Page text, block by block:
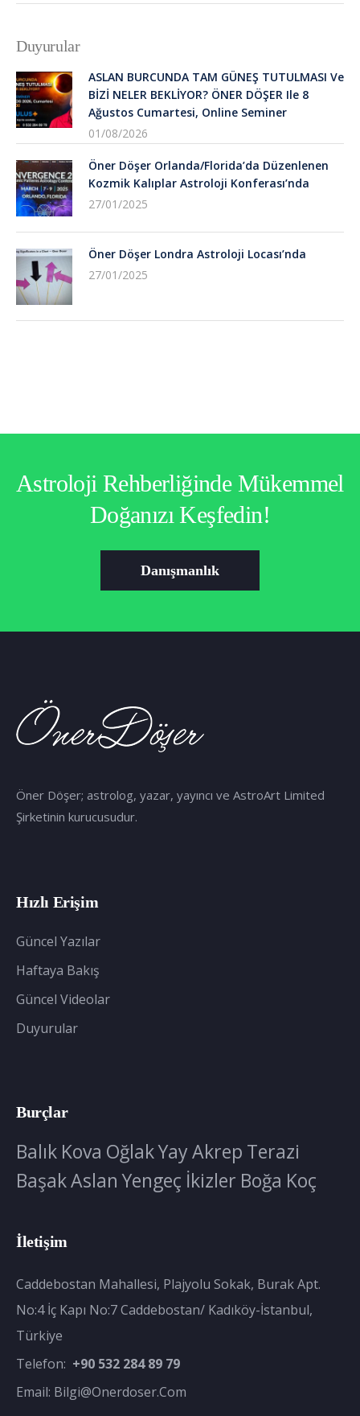
Duyurular
ASLAN BURCUNDA TAM GÜNEŞ TUTULMASI Ve
BİZİ NELER BEKLİYOR? ÖNER DÖŞER Ile 8
Ağustos Cumartesi, Online Seminer
01/08/2026
Öner Döşer Orlanda/Florida’da Düzenlenen
Kozmik Kalıplar Astroloji Konferası’nda
27/01/2025
Öner Döşer Londra Astroloji Locası’nda
27/01/2025
Astroloji Rehberliğinde Mükemmel
Doğanızı Keşfedin!
Danışmanlık
Öner Döşer; astrolog, yazar, yayıncı ve AstroArt Limited
Şirketinin kurucusudur.
Hızlı Erişim
Güncel Yazılar
Haftaya Bakış
Güncel Videolar
Duyurular
Burçlar
Balık Kova OğlakYayAkrep Terazi
BaşakAslan Yengeç İkizler Boğa Koç
İletişim
Caddebostan Mahallesi, Plajyolu Sokak, Burak Apt.
No:4 İç Kapı No:7 Caddebostan/ Kadıköy-İstanbul,
Türkiye
Telefon: +90 532 284 89 79
Email: Bilgi@onerdoser.com